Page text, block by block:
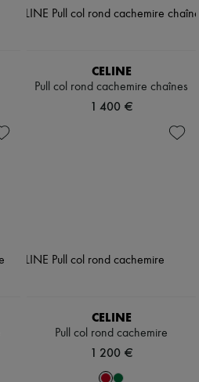
CELINE
Pull col rond cachemire chaînes
1 400 €
CELINE
Pull col rond cachemire
1 200 €